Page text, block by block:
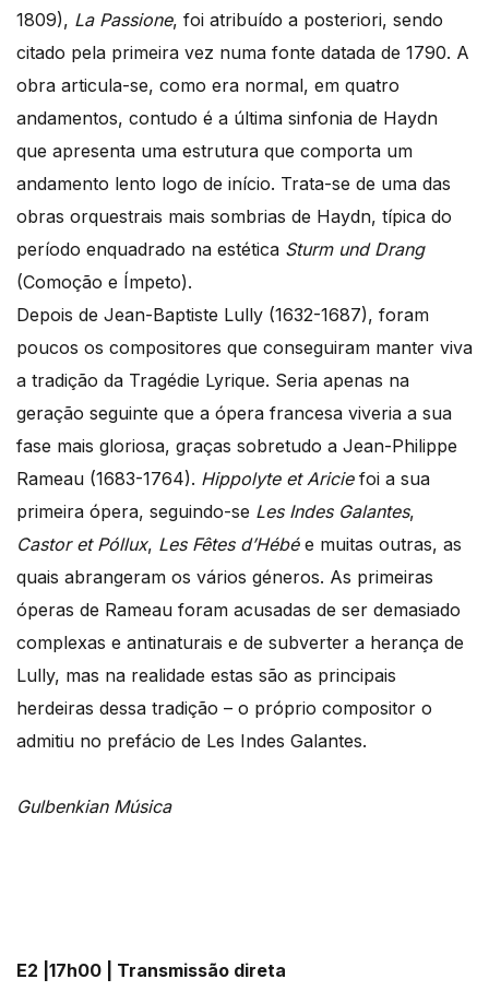
1809), La Passione, foi atribuído a posteriori, sendo
citado pela primeira vez numa fonte datada de 1790. A
obra articula-se, como era normal, em quatro
andamentos, contudo é a última sinfonia de Haydn
que apresenta uma estrutura que comporta um
andamento lento logo de início. Trata-se de uma das
obras orquestrais mais sombrias de Haydn, típica do
período enquadrado na estética Sturm und Drang
(Comoção e Ímpeto).
Depois de Jean-Baptiste Lully (1632-1687), foram
poucos os compositores que conseguiram manter viva
a tradição da Tragédie Lyrique. Seria apenas na
geração seguinte que a ópera francesa viveria a sua
fase mais gloriosa, graças sobretudo a Jean-Philippe
Rameau (1683-1764). Hippolyte et Ariciefoi a sua
primeira ópera, seguindo-se Les Indes Galantes,
Castor et Póllux, Les Fêtes d’Hébée muitas outras, as
quais abrangeram os vários géneros. As primeiras
óperas de Rameau foram acusadas de ser demasiado
complexas e antinaturais e de subverter a herança de
Lully, mas na realidade estas são as principais
herdeiras dessa tradição – o próprio compositor o
admitiu no prefácio de Les Indes Galantes.
Gulbenkian Música
E2 |17h00 | Transmissão direta